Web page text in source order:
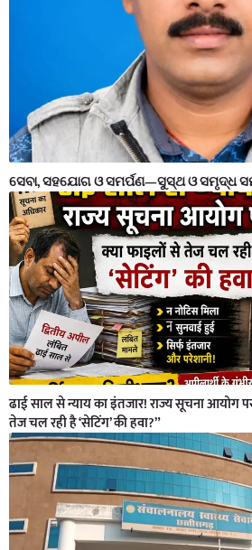
ସେବା, ସହଯୋଗ ଓ ସମର୍ପଣ—ସୁସ୍ଥ ଓ ସମୃଦ୍ଧ
ढाई साल से न्याय का इंतजार! राज्य सूचना
तेज चल रही है ‘सेटिंग’ की हवा?”